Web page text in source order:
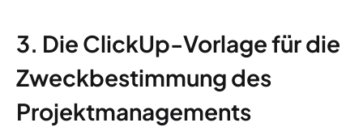
3. Die ClickUp-Vorlage für die
Zweckbestimmung des
Projektmanagements